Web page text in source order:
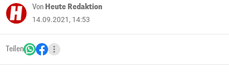
Von Heute Redaktion
14.09.2021, 14:53
Teilen